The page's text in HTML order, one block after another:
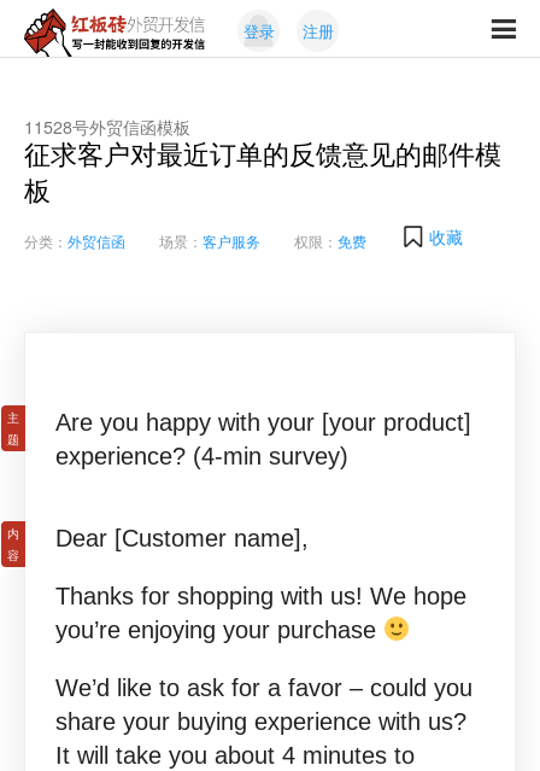
红
砖
外
贸
开
发
信
封
能
收
到
回
登录 注册
11528号外贸信函模板
征求客户对最近订单的反馈意见的邮件模
板
分类： 外贸信函 场景： 客户服务 权限： 免费 收藏
Are you happy with your [your product]
experience? (4-min survey)
Dear [Customer name],
Thanks for shopping with us! We hope
you’re enjoying your purchase
We’d like to ask for a favor – could you
share your buying experience with us?
It will take you about 4 minutes to